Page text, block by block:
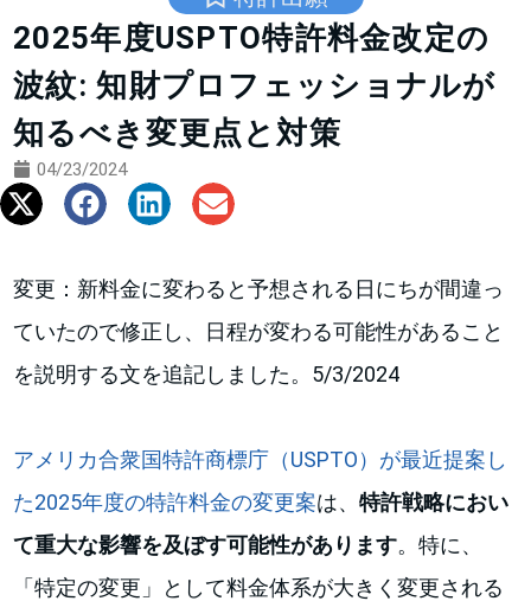
2025年度USPTO特許料金改定の
波紋: 知財プロフェッショナルが
知るべき変更点と対策
04/23/2024
変更：新料金に変わると予想される日にちが間違っ
ていたので修正し、日程が変わる可能性があること
を説明する文を追記しました。5/3/2024
アメリカ合衆国特許商標庁（USPTO）が最近提案し
た2025年度の特許料金の変更案は、特許戦略におい
て重大な影響を及ぼす可能性があります。特に、
「特定の変更」として料金体系が大きく変更される